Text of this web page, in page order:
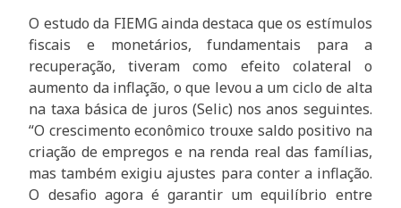
O estudo da FIEMG ainda destaca que os estímulos
fiscais e monetários, fundamentais para a
recuperação, tiveram como efeito colateral o
aumento da inflação, o que levou a um ciclo de alta
na taxa básica de juros (Selic) nos anos seguintes.
“O crescimento econômico trouxe saldo positivo na
criação de empregos e na renda real das famílias,
mas também exigiu ajustes para conter a inflação.
O desafio agora é garantir um equilíbrio entre